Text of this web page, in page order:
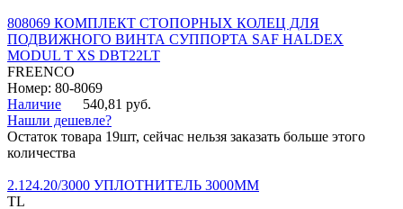
808069 КОМПЛЕКТ СТОПОРНЫХ КОЛЕЦ ДЛЯ
ПОДВИЖНОГО ВИНТА СУППОРТА SAF HALDEX
MODUL T XS DBT22LT
FREENCO
Номер: 80-8069
Наличие
540,81 руб.
Нашли дешевле?
Остаток товара 19шт, сейчас нельзя заказать больше этого
количества
2.124.20/3000 УПЛОТНИТЕЛЬ 3000ММ
TL